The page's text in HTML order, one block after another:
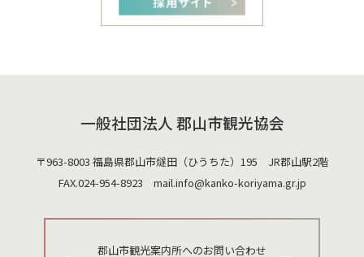
一般社団法人 郡山市観光協会
〒963-8003 福島県郡山市燧田（ひうちた）195 JR郡山駅2階
FAX.024-954-8923 mail.info@kanko-koriyama.gr.jp
郡山市観光案内所へのお問い合わせ